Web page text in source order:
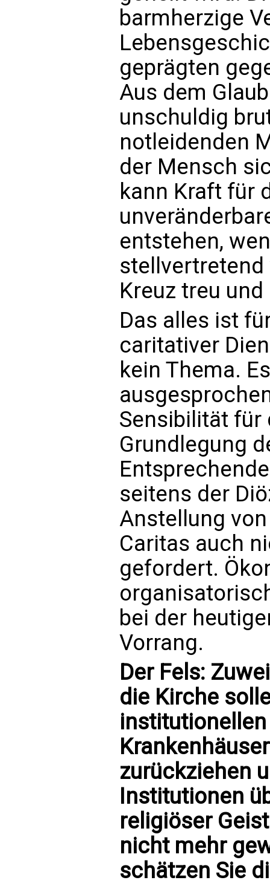
barmherzige
geprägten
Aus dem
unschuldig
notleidenden
der Mensch
kann Kraft für
entstehen,
stellvertretend
Kreuz treu
Das alles ist
caritativer
kein Thema.
Sensibilität für
Grundlegung
seitens der
Anstellung
Caritas auch
gefordert.
bei der
Vorrang.
Der Fels:
die Kirche
zurückziehen
Institutionen
religiöser
nicht mehr
schätzen Sie